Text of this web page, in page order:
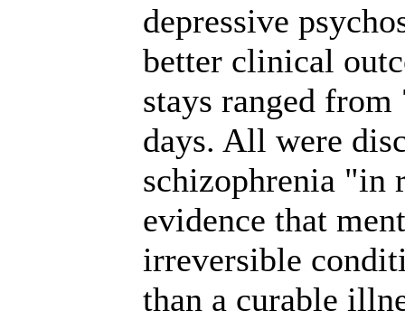
depressive
better clinical
stays ranged from
days. All were
schizophrenia "in
evidence that
irreversible
than a curable